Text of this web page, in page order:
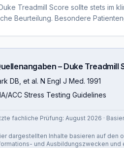
Treadmill Score sollte stets im
Beurteilung. Besondere
–Duke Treadmill
DB, et al. N Engl J Med. 1991
ACC Stress Testing Guidelines
fachliche Prüfung: August 2026 ·
dargestellten Inhalte basieren auf den
und Ausbildungszwecken